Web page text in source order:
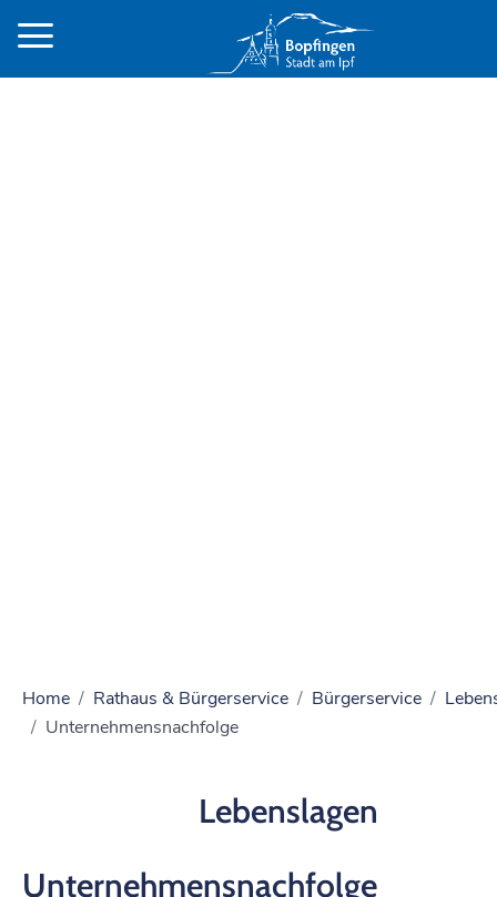
Home Rathaus & Bürgerservice Bürgerservice
Unternehmensnachfolge
Lebenslagen
Unternehmensnachfolge